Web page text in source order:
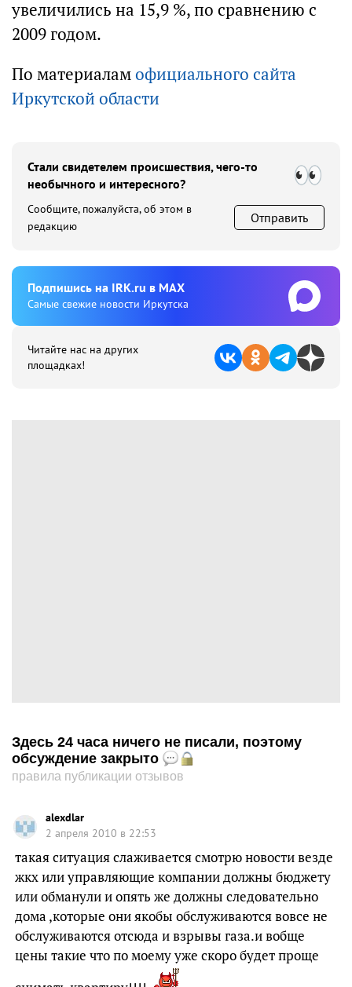
увеличились на 15,9 %, по сравнению с
2009 годом.
По материаламофициального сайта
Иркутской области
Стали свидетелем происшествия, чего-то
необычного и интересного?
Сообщите, пожалуйста, об этом в
редакцию
Отправить
Подпишиcь на IRK.ru в MAX
Cамые свежие новости Иркутска
Читайте нас на других
площадках!
Здесь 24 часа ничего не писали, поэтому
обсуждение закрыто
правила публикации отзывов
alexdlar
2 апреля 2010 в 22:53
такая ситуация слаживается смотрю новости везде
жкх или управляющие компании должны бюджету
или обманули и опять же должны следовательно
дома ,которые они якобы обслуживаются вовсе не
обслуживаются отсюда и взрывы газа.и вобще
цены такие что по моему уже скоро будет проще